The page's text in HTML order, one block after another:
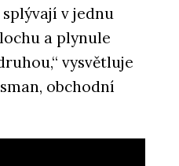
v jednu
a plynule
vysvětluje
obchodní